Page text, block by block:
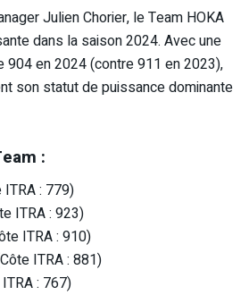
Julien Chorier, le Team HOKA
dans la saison 2024. Avec une
904 en 2024 (contre 911 en 2023),
son statut de puissance dominante
:
ITRA : 779)
ITRA : 923)
ITRA : 910)
ITRA : 881)
: 767)